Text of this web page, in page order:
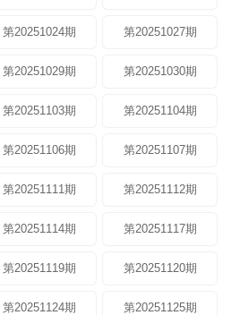
第20251024期 第20251027期
第20251029期 第20251030期
第20251103期 第20251104期
第20251106期 第20251107期
第20251111期 第20251112期
第20251114期 第20251117期
第20251119期 第20251120期
第20251124期 第20251125期